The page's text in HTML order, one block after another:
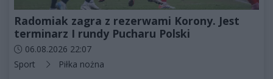
Radomiak zagra z rezerwami Korony. Jest
terminarz I rundy Pucharu Polski
Data dodania artykułu:
06.08.2026 22:07
Kategorie artykułu:
Sport Piłka nożna